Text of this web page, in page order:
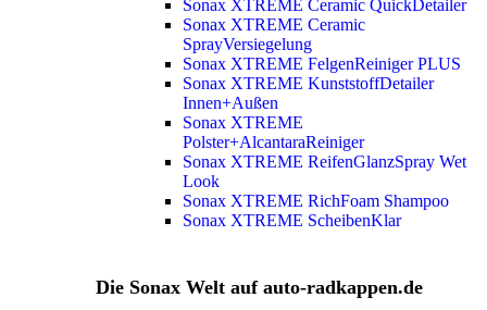
Sonax XTREME Ceramic QuickDetailer
Sonax XTREME Ceramic
SprayVersiegelung
Sonax XTREME FelgenReiniger PLUS
Sonax XTREME KunststoffDetailer
Innen+Außen
Sonax XTREME
Polster+AlcantaraReiniger
Sonax XTREME ReifenGlanzSpray Wet
Look
Sonax XTREME RichFoam Shampoo
Sonax XTREME ScheibenKlar
Die Sonax Welt auf auto-radkappen.de